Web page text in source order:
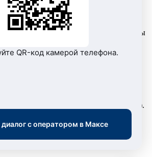
службы по тарифам ХМАО-Югры
нп «Об установлении тарифов в
– 53 рубля 83 копейки за куб. м
– 34 рубля 02 копейки за куб. м
89 копеек за куб. м (без учета НДС).
за куб. м (без учета НДС).
QR-код камерой телефона.
диалог с оператором в Максе